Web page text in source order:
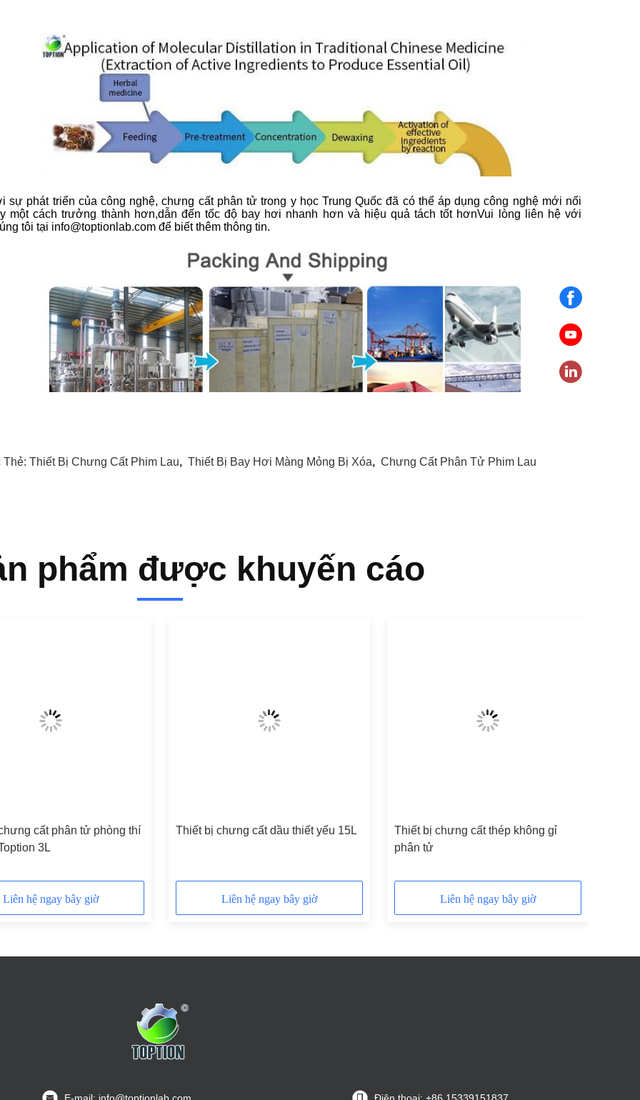
sự phát triển của công nghệ, chưng cất phân tử trong y học Trung Quốc đã có thể áp dụng công nghệ mới nổi
một cách trưởng thành hơn,dẫn đến tốc độ bay hơi nhanh hơn và hiệu quả tách tốt hơnVui lòng liên hệ với
tôi tại info@toptionlab.com để biết thêm thông tin.
Thẻ: Thiết Bị Chưng Cất Phim Lau, Thiết Bị Bay Hơi Màng Mỏng Bị Xóa, Chưng Cất Phân Tử Phim Lau
phẩm được khuyến cáo
cất phân tử phòng thí
3L
Liên hệ ngay bây giờ
Thiết bị chưng cất dầu thiết yếu 15L
Liên hệ ngay bây giờ
Thiết bị chưng cất thép không gỉ
phân tử
Liên hệ ngay bây giờ